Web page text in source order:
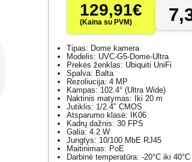
129,91€
(Kaina su PVM)
Tipas: Dome kamera
Modelis: UVC-G5-Dome-Ultra
Prekės ženklas: Ubiquiti UniFi
Spalva: Balta
Rezoliucija: 4 MP
Kampas: 102.4° (Ultra Wide)
Naktinis matymas: Iki 20 m
Jutiklis: 1/2.4″ CMOS
Atsparumo klasė: IK06
Kadrų dažnis: 30 FPS
Galia: 4.2 W
Jungtys: 10/100 MbE RJ45
Maitinimas: PoE
Darbinė temperatūra: -20°C iki 40°C